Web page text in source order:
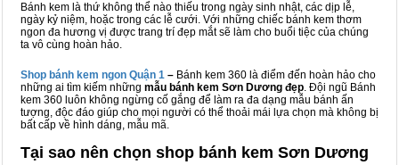
Bánh kem là thứ không thể nào thiếu trong ngày sinh nhật, các dịp lễ,
ngày kỷ niệm, hoặc trong các lễ cưới. Với những chiếc bánh kem thơm
ngon đa hương vị được trang trí đẹp mắt sẽ làm cho buổi tiệc của chúng
ta vô cùng hoàn hảo.
Shop bánh kem ngon Quận 1 – Bánh kem 360 là điểm đến hoàn hảo cho
những ai tìm kiếm những mẫu bánh kem Sơn Dương đẹp. Đội ngũ Bánh
kem 360 luôn không ngừng cố gắng để làm ra đa dạng mẫu bánh ấn
tượng, độc đáo giúp cho mọi người có thể thoải mái lựa chọn mà không bị
bất cấp về hình dáng, mẫu mã.
Tại sao nên chọn shop bánh kem Sơn Dương